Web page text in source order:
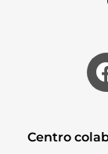
Centro